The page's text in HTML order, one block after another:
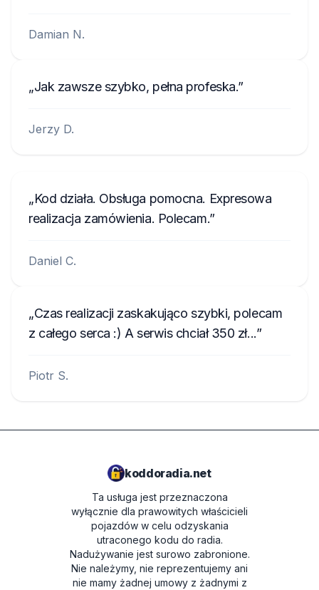
Damian N.
Jak zawsze szybko, pełna profeska.
Jerzy D.
Kod działa. Obsługa pomocna. Expresowa
realizacja zamówienia. Polecam.
Daniel C.
Czas realizacji zaskakująco szybki, polecam
z całego serca :) A serwis chciał 350 zł...
Piotr S.
koddoradia.net
Ta usługa jest przeznaczona
wyłącznie dla prawowitych właścicieli
pojazdów w celu odzyskania
utraconego kodu do radia.
Nadużywanie jest surowo zabronione.
Nie należymy, nie reprezentujemy ani
nie mamy żadnej umowy z żadnymi z